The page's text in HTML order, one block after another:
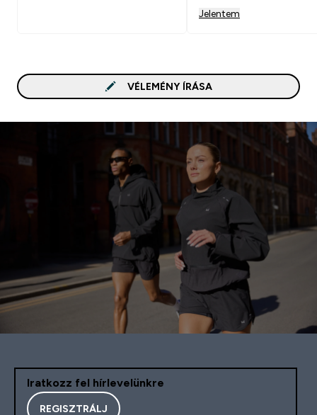
Jelentem
VÉLEMÉNY ÍRÁSA
Iratkozz fel hírlevelünkre
REGISZTRÁLJ